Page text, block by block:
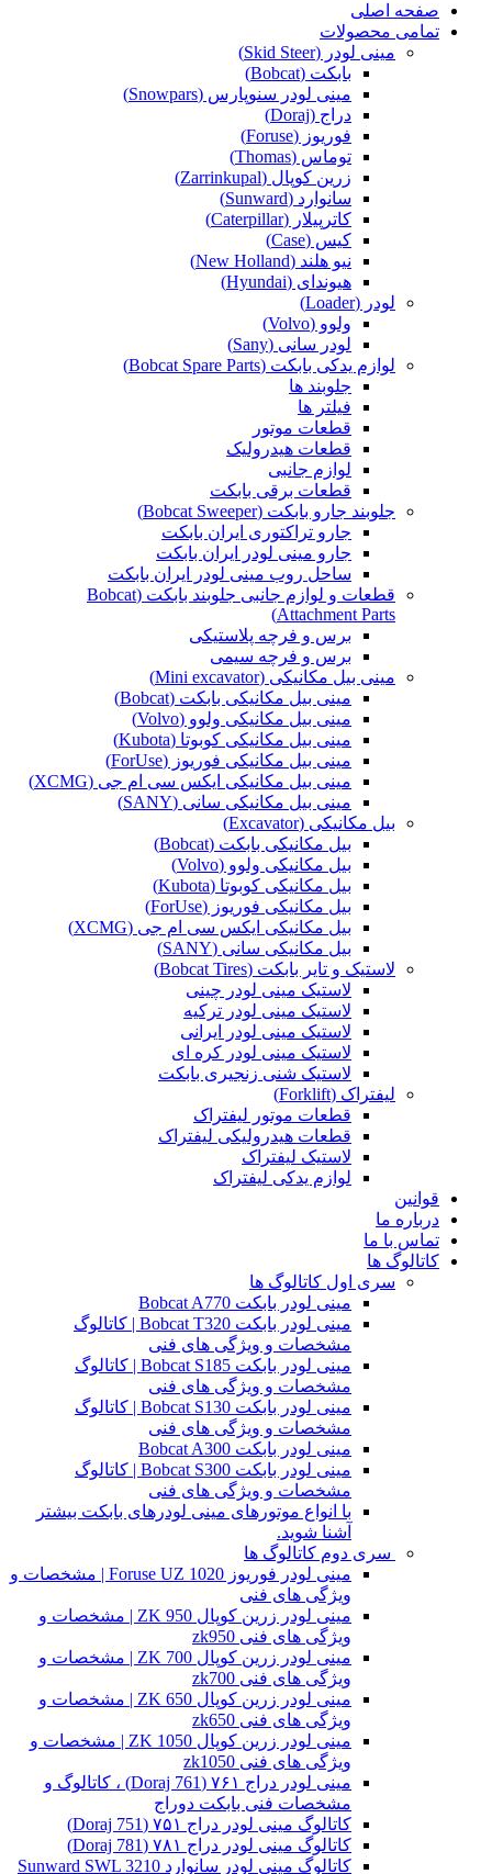
صفحه اصلی
تمامی محصولات
مینی لودر (Skid Steer)
بابکت (Bobcat)
مینی لودر سنوپارس (Snowpars)
دراج (Doraj)
فوریوز (Foruse)
توماس (Thomas)
زرین کوپال (Zarrinkupal)
سانوارد (Sunward)
کاترپیلار (Caterpillar)
کیس (Case)
نیو هلند (New Holland)
هیوندای (Hyundai)
لودر (Loader)
ولوو (Volvo)
لودر سانی (Sany)
لوازم یدکی بابکت (Bobcat Spare Parts)
جلوبند ها
فیلتر ها
قطعات موتور
قطعات هیدرولیک
لوازم جانبی
قطعات برقی بابکت
جلوبند جارو بابکت (Bobcat Sweeper)
جارو تراکتوری ایران بابکت
جارو مینی لودر ایران بابکت
ساحل روب مینی لودر ایران بابکت
قطعات و لوازم جانبی جلوبند بابکت (Bobcat
Attachment Parts)
برس و فرچه پلاستیکی
برس و فرچه سیمی
مینی بیل مکانیکی (Mini excavator)
مینی بیل مکانیکی بابکت (Bobcat)
مینی بیل مکانیکی ولوو (Volvo)
مینی بیل مکانیکی کوبوتا (Kubota)
مینی بیل مکانیکی فوریوز (ForUse)
مینی بیل مکانیکی ایکس سی ام جی (XCMG)
مینی بیل مکانیکی سانی (SANY)
بیل مکانیکی (Excavator)
بیل مکانیکی بابکت (Bobcat)
بیل مکانیکی ولوو (Volvo)
بیل مکانیکی کوبوتا (Kubota)
بیل مکانیکی فوریوز (ForUse)
بیل مکانیکی ایکس سی ام جی (XCMG)
بیل مکانیکی سانی (SANY)
لاستیک و تایر بابکت (Bobcat Tires)
لاستیک مینی لودر چینی
لاستیک مینی لودر ترکیه
لاستیک مینی لودر ایرانی
لاستیک مینی لودر کره ای
لاستیک شنی زنجیری بابکت
لیفتراک (Forklift)
قطعات موتور لیفتراک
قطعات هیدرولیکی لیفتراک
لاستیک لیفتراک
لوازم یدکی لیفتراک
قوانین
درباره ما
تماس با ما
کاتالوگ ها
سری اول کاتالوگ ها
مینی لودر بابکت Bobcat A770
مینی لودر بابکت Bobcat T320 | کاتالوگ
مشخصات و ویژگی های فنی
مینی لودر بابکت Bobcat S185 | کاتالوگ
مشخصات و ویژگی های فنی
مینی لودر بابکت Bobcat S130 | کاتالوگ
مشخصات و ویژگی های فنی
مینی لودر بابکت Bobcat A300
مینی لودر بابکت Bobcat S300 | کاتالوگ
مشخصات و ویژگی های فنی
با انواع موتورهای مینی لودرهای بابکت بیشتر
آشنا شوید.
سری دوم کاتالوگ ها
مینی لودر فوریوز Foruse UZ 1020 | مشخصات و
ویژگی های فنی
مینی لودر زرین کوپال ZK 950 | مشخصات و
ویژگی های فنی zk950
مینی لودر زرین کوپال ZK 700 | مشخصات و
ویژگی های فنی zk700
مینی لودر زرین کوپال ZK 650 | مشخصات و
ویژگی های فنی zk650
مینی لودر زرین کوپال ZK 1050 | مشخصات و
ویژگی های فنی zk1050
مینی لودر دراج ۷۶۱ (Doraj 761) ، کاتالوگ و
مشخصات فنی بابکت دوراج
کاتالوگ مینی لودر دراج ۷۵۱ (Doraj 751)
کاتالوگ مینی لودر دراج ۷۸۱ (Doraj 781)
کاتالوگ مینی لودر سانوارد Sunward SWL 3210